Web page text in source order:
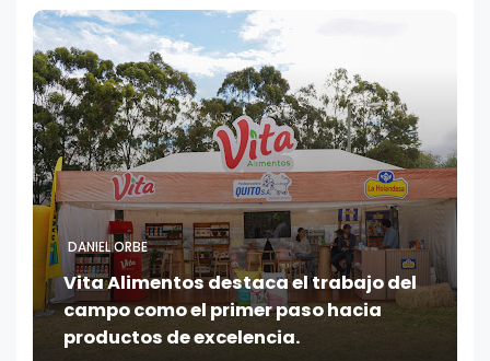
DANIEL ORBE
Vita Alimentos destaca el trabajo del
campo como el primer paso hacia
productos de excelencia.